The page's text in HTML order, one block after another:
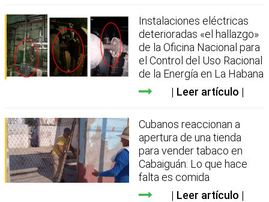
Instalaciones eléctricas
deterioradas «el hallazgo»
de la Oficina Nacional para
el Control del Uso Racional
de la Energía en La Habana
Leer artículo
Cubanos reaccionan a
apertura de una tienda
para vender tabaco en
Cabaiguán: Lo que hace
falta es comida
Leer artículo